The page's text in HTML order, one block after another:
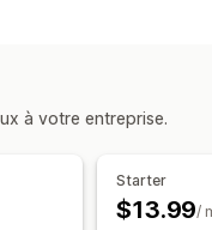
à votre entreprise.
Starter
$13.99/